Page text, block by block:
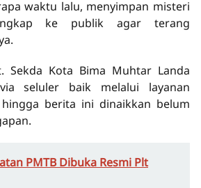
waktu lalu, menyimpan misteri
ke publik agar terang
Sekda Kota Bima Muhtar Landa
seluler baik melalui layanan
berita ini dinaikkan belum
PMTB Dibuka Resmi Plt